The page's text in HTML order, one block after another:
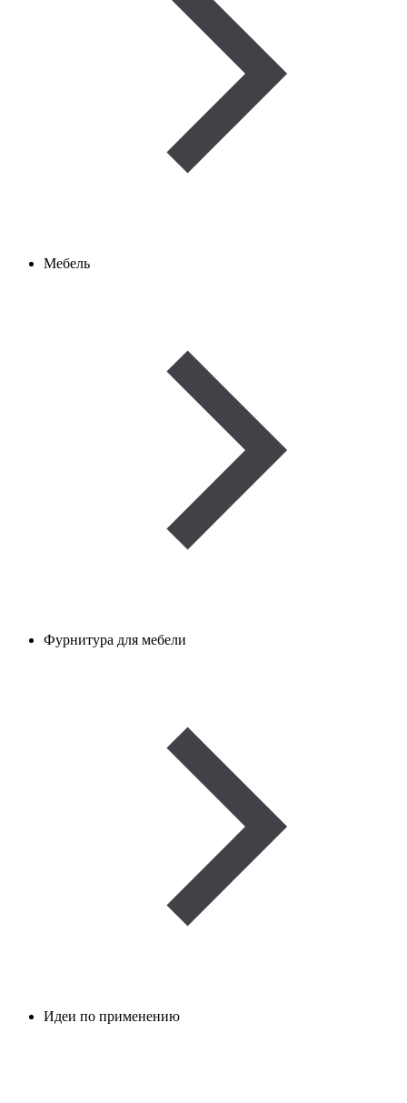
Мебель
Фурнитура для мебели
Идеи по применению